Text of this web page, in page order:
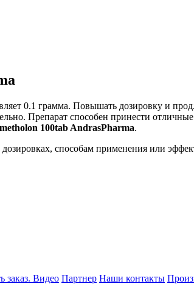
0.1 грамма. Повышать дозировку и
Препарат способен принести
100tab AndrasPharma.
способам применения или
заказ. Видео Партнер Наши контакты